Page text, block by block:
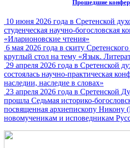
Прошедшие
10 июня 2026 года в Сретенской
студенческая научно-богословская
«Иларионовские чтения»
6 мая 2026 года в скиту
круглый стол на тему «Язык.
29 апреля 2026 года в Сретенской
состоялась научно-практическая
наследии, наследие в словах»
23 апреля 2026 года в Сретенской
прошла Седьмая историко-
посвященная архиепископу Никону
новомученикам и исповедникам